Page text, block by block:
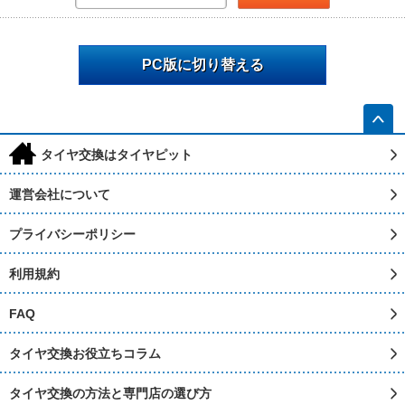
PC版に切り替える
h タイヤ交換はタイヤピット
運営会社について
プライバシーポリシー
利用規約
FAQ
タイヤ交換お役立ちコラム
タイヤ交換の方法と専門店の選び方